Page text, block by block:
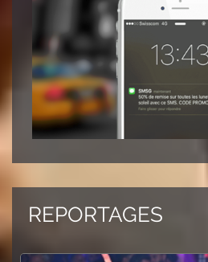
REPORTAGES